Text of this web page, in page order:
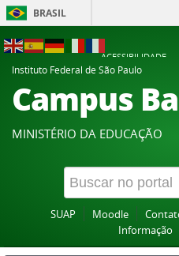
BRASIL
ACESSIBILIDADE
Instituto Federal de São Paulo
Campus
MINISTÉRIO DA EDUCAÇÃO
SUAP Moodle
Informação